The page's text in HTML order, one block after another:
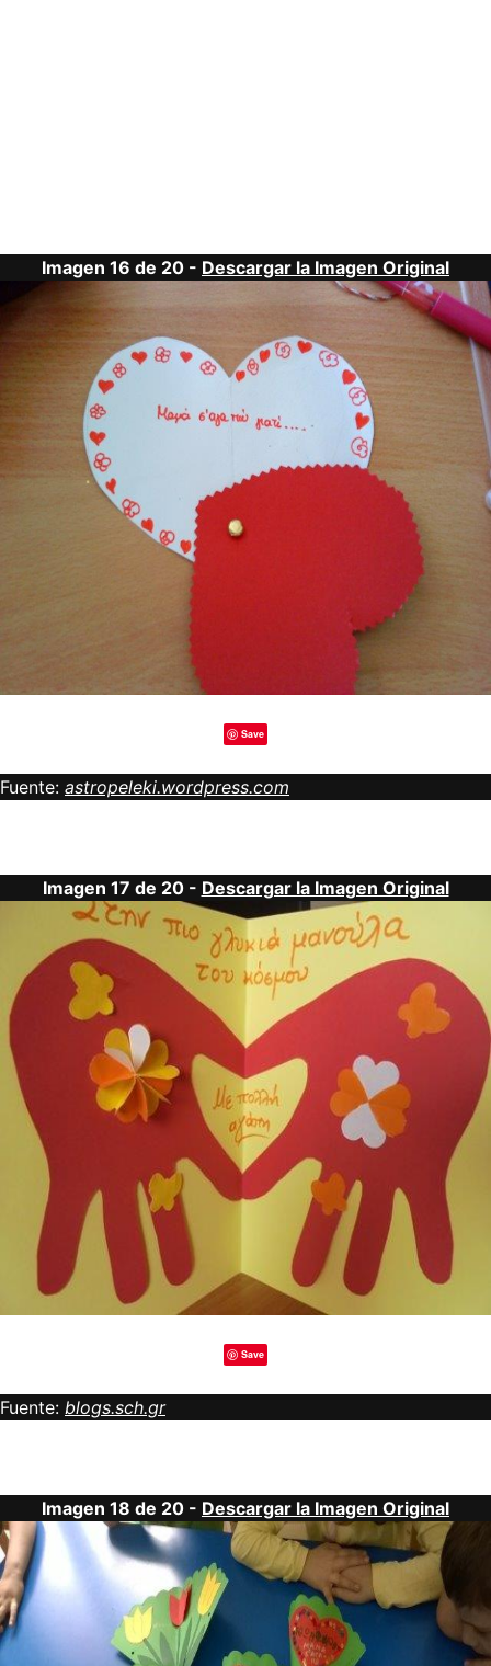
Imagen 16 de 20 - Descargar la Imagen Original
Save
Fuente: astropeleki.wordpress.com
Imagen 17 de 20 - Descargar la Imagen Original
Save
Fuente: blogs.sch.gr
Imagen 18 de 20 - Descargar la Imagen Original